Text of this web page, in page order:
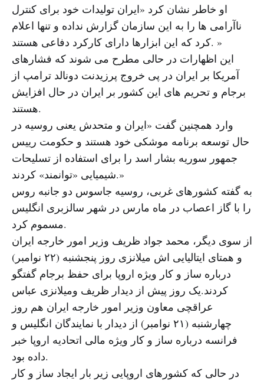
او خاطر نشان کرد «ایران تولیدات خود برای کنترل
ناآرامی ها را به این سازمان گزارش نداده و تنها اعلام
کرد که این ابزارها دارای کارکرد دفاعی هستند. »
این اظهارات در حالی مطرح می شوند که فشارهای
آمریکا بر ایران در پی خروج پرزیدنت دونالد ترامپ از
برجام و تحریم های این کشور بر ایران در حال افزایش
هستند.
وارد همچنین گفت «ایران و متحدش یعنی روسیه در
حال توسعه برنامه موشکی خود هستند و حکومت رییس
جمهور سوریه بشار اسد را برای استفاده از تسلیحات
شیمیایی «توانمند» کردند.»
به گفته کشورهای غربی، روسیه جاسوس دو جانبه روس
را با گاز اعصاب در ماه مارس در شهر سالزبری انگلیس
مسموم کرد.
از سوی دیگر، محمد جواد ظریف وزیر امور خارجه ایران
و همتای ایتالیایی اش میلانزی روز پنجشنبه (۲۲ نوامبر)
درباره ساز و کار ویژه اروپا برای حفظ برجام گفتگو
کردند.یک روز پیش از دیدار ظریف ومیلانزی عباس
عراقچی معاون وزیر امور خارجه ایران هم روز
چهارشنبه (۲۱ نوامبر) از دیدار با نمایندگان انگلیس و
فرانسه درباره ساز و کار ویژه مالی اتحادیه اروپا خبر
داده بود.
در حالی که کشورهای اروپایی زیر بار ایجاد ساز و کار